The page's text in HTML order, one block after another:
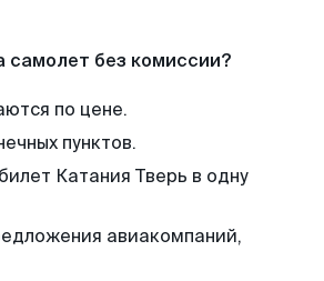
самолет без комиссии?
по цене.
пунктов.
Катания Тверь в одну
авиакомпаний,